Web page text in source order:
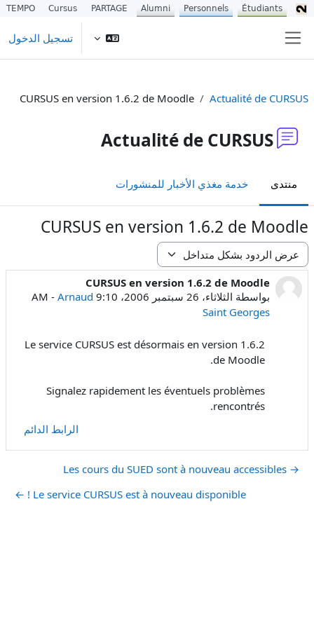
تسجيل الدخول
Actualité de CURSUS
CURSUS en version 1.6.2 de Moodle
Actualité de CURSUS
منتدى خدمة مغذي الأخبار للمنشورات
CURSUS en version 1.6.2 de Moodle
نمط العرض
CURSUS en version 1.6.2 de Moodle
بواسطة الثلاثاء، 26 سبتمبر 2006، 9:10 AM -Arnaud
Saint Georges
عدد الردود: 0
Le service CURSUS est désormais en version 1.6.2
de Moodle.
Signalez rapidement les éventuels problèmes
rencontrés.
الرابط الدائم
→ Les cours du SUED sont à nouveau accessibles
Le service CURSUS est à nouveau disponible ! ←
Étudiants
Personnels
Alumni
PARTAGE
Cursus
TEMPO